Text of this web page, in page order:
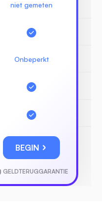
niet gemeten
Onbeperkt
BEGIN
GELDTERUGGARANTIE